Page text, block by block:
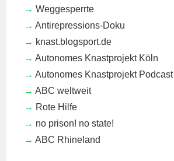
Weggesperrte
Antirepressions-Doku
knast.blogsport.de
Autonomes Knastprojekt Köln
Autonomes Knastprojekt Podcast
ABC weltweit
Rote Hilfe
no prison! no state!
ABC Rhineland